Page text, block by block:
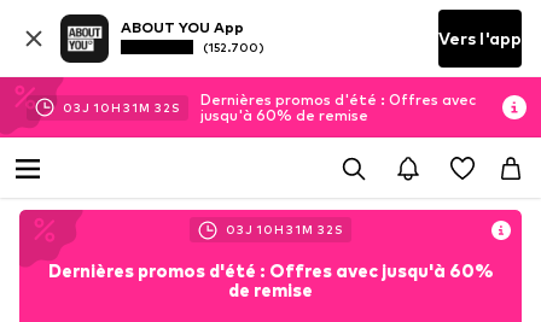
ABOUT YOU App
(152.700) Vers l'app
03J 10H 31M 29 S
Dernières promos d'été : Offres avec
jusqu'à 60% de remise
03J 10H 31M 29 S
Dernières promos d'été : Offres avec jusqu'à 60%
de remise